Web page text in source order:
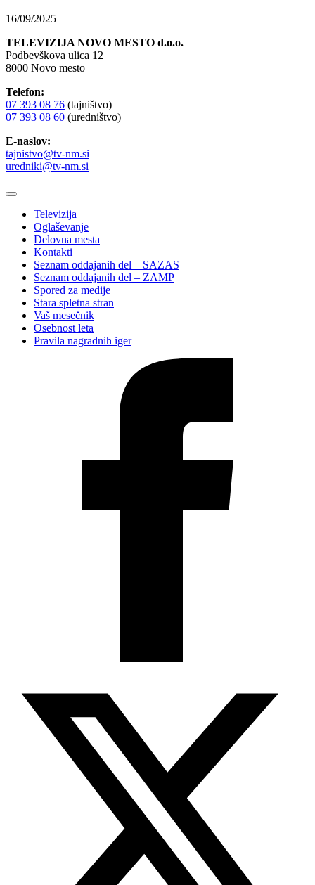
16/09/2025
TELEVIZIJA NOVO MESTO d.o.o.
Podbevškova ulica 12
8000 Novo mesto
Telefon:
07 393 08 76 (tajništvo)
07 393 08 60 (uredništvo)
E-naslov:
tajnistvo@tv-nm.si
uredniki@tv-nm.si
Televizija
Oglaševanje
Delovna mesta
Kontakti
Seznam oddajanih del – SAZAS
Seznam oddajanih del – ZAMP
Spored za medije
Stara spletna stran
Vaš mesečnik
Osebnost leta
Pravila nagradnih iger